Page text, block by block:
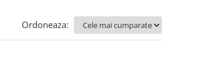
Ordoneaza: